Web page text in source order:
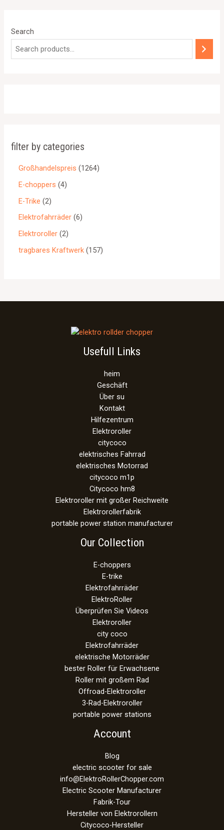
Search
filter by categories
Großhandelspreis
1264
E-choppers 4
E-Trike 2
Elektrofahrräder 6
Elektroroller 2
tragbares Kraftwerk 157
Usefull Links
heim
Geschäft
Über su
Kontakt
Hilfezentrum
Elektroroller
citycoco
elektrisches Fahrrad
elektrisches Motorrad
citycoco m1p
Citycoco hm8
Elektroroller mit großer Reichweite
Elektrorollerfabrik
portable power station manufacturer
Our Collection
E-choppers
E-trike
Elektrofahrräder
ElektroRoller
Überprüfen Sie Videos
Elektroroller
city coco
Elektrofahrräder
elektrische Motorräder
bester Roller für Erwachsene
Roller mit großem Rad
Offroad-Elektroroller
3-Rad-Elektroroller
portable power stations
Account
Blog
electric scooter for sale
info@ElektroRollerChopper.com
Electric Scooter Manufacturer
Fabrik-Tour
Hersteller von Elektrorollern
Citycoco-Hersteller